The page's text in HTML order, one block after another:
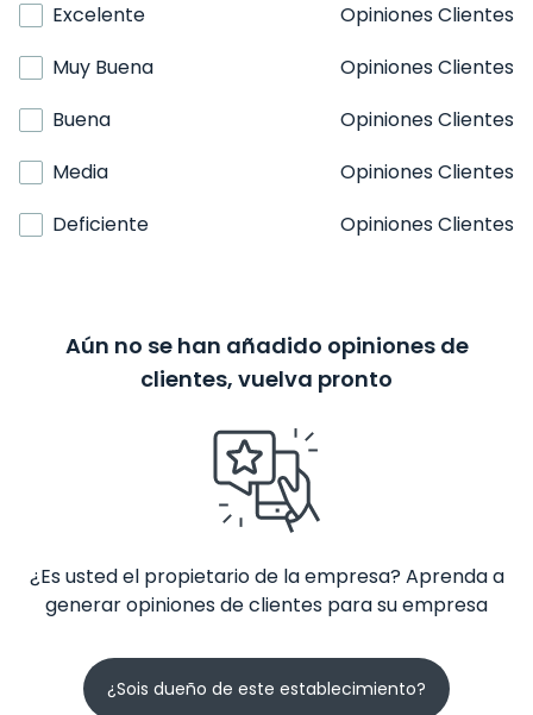
Excelente
Opiniones Clientes
Muy Buena
Opiniones Clientes
Buena
Opiniones Clientes
Media
Opiniones Clientes
Deficiente
Opiniones Clientes
Aún no se han añadido opiniones de
clientes, vuelva pronto
¿Es usted el propietario de la empresa? Aprenda a
generar opiniones de clientes para su empresa
¿Sois dueño de este establecimiento?